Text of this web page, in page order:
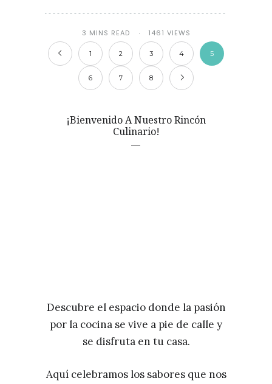
3 MINS READ 1461 VIEWS
1 2 3 4 5
6 7 8
¡Bienvenido A Nuestro Rincón
Culinario!
Descubre el espacio donde la pasión
por la cocina se vive a pie de calle y
se disfruta en tu casa.
Aquí celebramos los sabores que nos